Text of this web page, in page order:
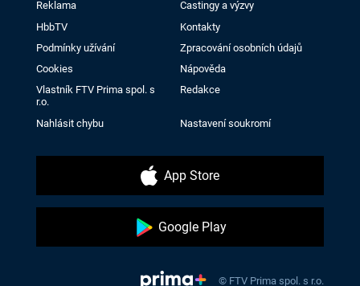
Reklama
Castingy a výzvy
HbbTV
Kontakty
Podmínky užívání
Zpracování osobních údajů
Cookies
Nápověda
Vlastník FTV Prima spol. s
r.o.
Redakce
Nahlásit chybu Nastavení soukromí
App Store
Google Play
© FTV Prima spol. s r.o.